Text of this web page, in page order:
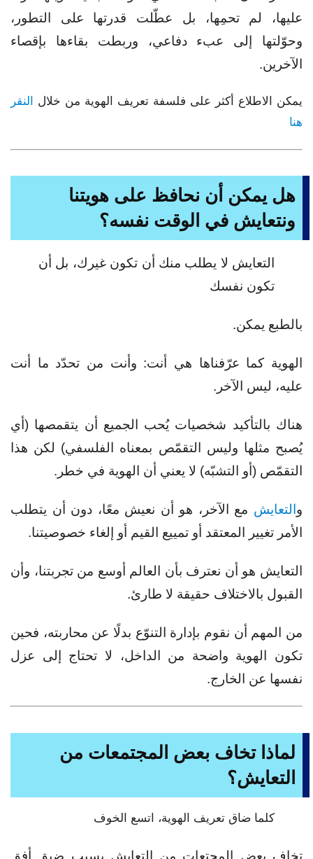
عليها، لم تحمِها، بل عطّلت قدرتها على التطور،
وحوّلتها إلى عبء دفاعي، وربطت بقاءها بإقصاء
الآخرين.
يمكن الاطلاع أكثر على فلسفة تعريف الهوية من خلال
النقر
هنا
هل يمكن أن نحافظ على هويتنا
ونتعايش في الوقت نفسه؟
التعايش لا يطلب منك أن تكون غيرك، بل أن
تكون نفسك
بالطبع يمكن.
الهوية كما عرّفناها هي أنت: وأنت من تحدّد ما أنت
عليه، ليس الآخر.
هناك بالتأكيد شخصيات يُحب الجميع أن يتقمصها (أي
يُصبح مثلها وليس التقمّص بمعناه الفلسفي) لكن هذا
التقمّص (أو التشبّه) لا يعني أن الهوية في خطر.
و التعايش مع الآخر، هو أن نعيش معًا، دون أن يتطلب
الأمر تغيير المعتقد أو تمييع القيم أو إلغاء خصوصيتنا.
التعايش هو أن نعترف بأن العالم أوسع من تجربتنا، وأن
القبول بالاختلاف حقيقة لا طارئ.
من المهم أن نقوم بإدارة التنوّع بدلًا عن محاربته، فحين
تكون الهوية واضحة من الداخل، لا تحتاج إلى عزل
نفسها عن الخارج.
لماذا تخاف بعض المجتمعات من
التعايش؟
كلما ضاق تعريف الهوية، اتسع الخوف
تخاف بعض المجتعات من التعايش بسبب ضيق أفق